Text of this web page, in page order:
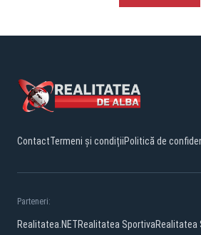
ContactTermeni și condițiiPolitică de
Parteneri:
Realitatea.NETRealitatea SportivaRealitatea